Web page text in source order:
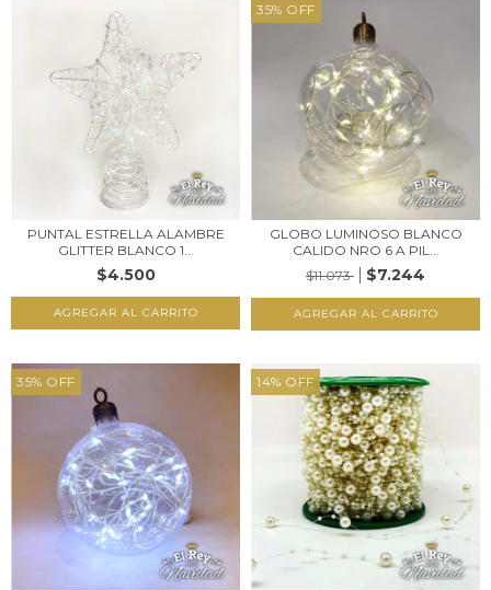
PUNTAL ESTRELLA ALAMBRE
GLITTER BLANCO 1...
$4.500
35% OFF
GLOBO LUMINOSO BLANCO
CALIDO NRO 6 A PIL...
$11.073
$7.244
35% OFF 14% OFF